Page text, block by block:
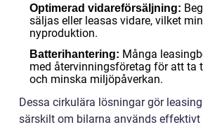
Optimerad vidareförsäljning:
säljas eller leasas vidare, vilket
nyproduktion.
Batterihantering: Många
med återvinningsföretag för att ta
och minska miljöpåverkan.
Dessa cirkulära lösningar gör
särskilt om bilarna används effektivt